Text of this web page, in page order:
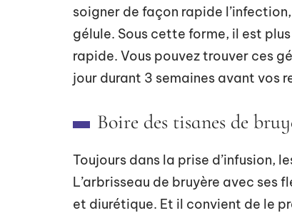
soigner de façon rapide
gélule. Sous cette forme, il est
rapide. Vous pouvez trouver ces
jour durant 3 semaines avant vos
Boire des tisanes de
Toujours dans la prise d’infusion,
L’arbrisseau de bruyère avec ses
et diurétique. Et il convient de le